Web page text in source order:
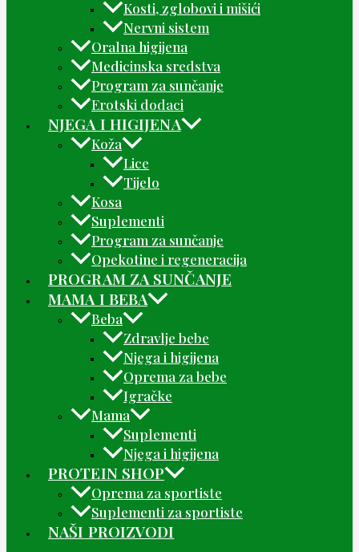
Kosti, zglobovi i mišići
Nervni sistem
Oralna higijena
Medicinska sredstva
Program za sunčanje
Erotski dodaci
NJEGA I HIGIJENA
Koža
Lice
Tijelo
Kosa
Suplementi
Program za sunčanje
Opekotine i regeneracija
PROGRAM ZA SUNČANJE
MAMA I BEBA
Beba
Zdravlje bebe
Njega i higijena
Oprema za bebe
Igračke
Mama
Suplementi
Njega i higijena
PROTEIN SHOP
Oprema za sportiste
Suplementi za sportiste
NAŠI PROIZVODI